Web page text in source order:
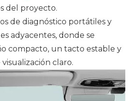
del proyecto.
de diagnóstico portátiles y
adyacentes, donde se
compacto, un tacto estable y
claro.